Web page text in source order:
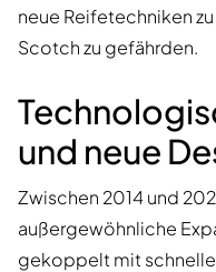
neue Reifetechniken
Scotch zu gefährden.
und neue
Zwischen 2014 und
außergewöhnliche
gekoppelt mit